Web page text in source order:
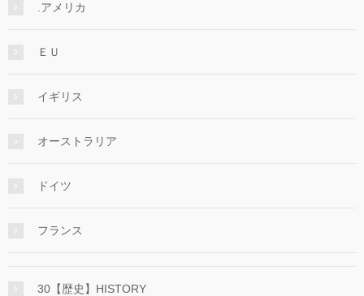
.アメリカ
ＥＵ
イギリス
オーストラリア
ドイツ
フランス
30【歴史】HISTORY